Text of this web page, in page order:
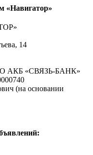
«Навигатор»
14
«СВЯЗЬ-БАНК»
(на основании